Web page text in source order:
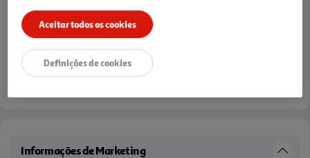
Informações de Marketing
Aceitar todos os cookies
Definições de cookies